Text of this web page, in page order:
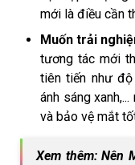
mới là điều cần
Muốn trải
tương tác mới
tiên tiến như độ
ánh sáng
và bảo vệ mắt
Xem thêm: Nên